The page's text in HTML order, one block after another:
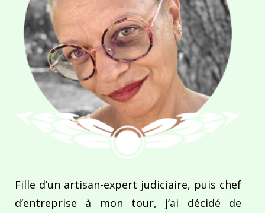
Fille d’un artisan-expert judiciaire, puis chef
d’entreprise à mon tour, j’ai décidé de